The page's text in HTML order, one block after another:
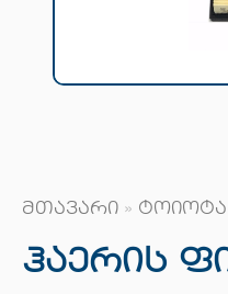
მთავარი » ტოიოტა
Ჰაერის